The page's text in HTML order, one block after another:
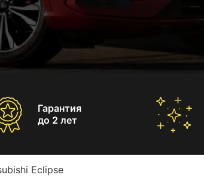
Гарантия
до 2 лет
Eclipse